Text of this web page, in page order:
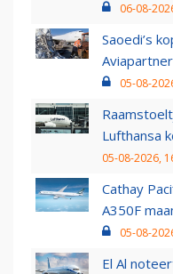
06-08-
Saoedi’s
05-08-
Lufthansa
05-08-2026,
Cathay
A350F
05-08-
El Al